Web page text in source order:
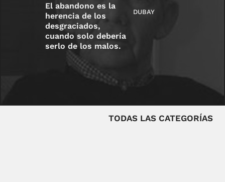
El abandono es la
herencia de los
desgraciados,
cuando solo debería
serlo de los malos.
DUBAY
TODAS LAS CATEGORÍAS